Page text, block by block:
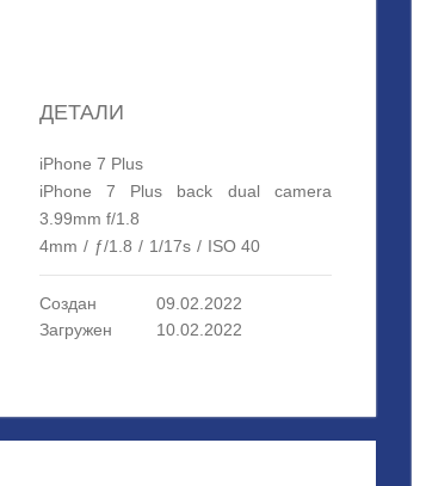
ДЕТАЛИ
iPhone 7 Plus
iPhone 7 Plus back dual camera
3.99mm f/1.8
4mm / ƒ/1.8 / 1/17s / ISO 40
Создан
09.02.2022
Загружен
10.02.2022